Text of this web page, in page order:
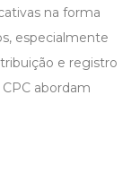
na forma
especialmente
e registro
abordam